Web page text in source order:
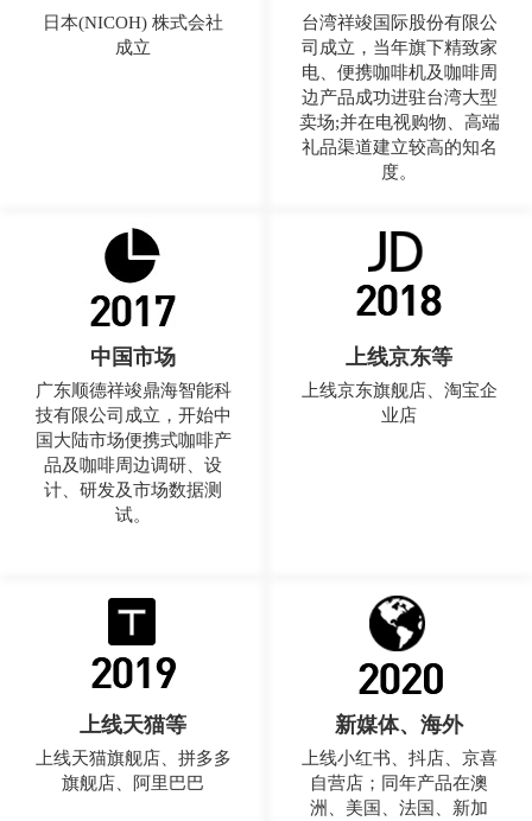
日本(NICOH) 株式会社
成立
台湾祥竣国际股份有限公
司成立，当年旗下精致家
电、便携咖啡机及咖啡周
边产品成功进驻台湾大型
卖场;并在电视购物、高端
礼品渠道建立较高的知名
度。
中国市场
广东顺德祥竣鼎海智能科
技有限公司成立，开始中
国大陆市场便携式咖啡产
品及咖啡周边调研、设
计、研发及市场数据测
试。
上线京东等
上线京东旗舰店、淘宝企
业店
上线天猫等
上线天猫旗舰店、拼多多
旗舰店、阿里巴巴
新媒体、海外
上线小红书、抖店、京喜
自营店；同年产品在澳
洲、美国、法国、新加